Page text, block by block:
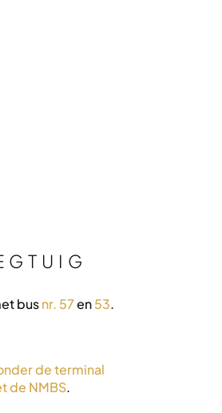
busnr. 57en53.
de terminal
de NMBS.